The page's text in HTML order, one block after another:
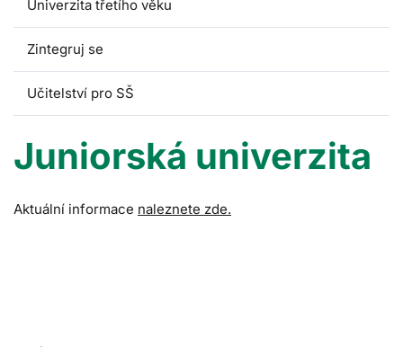
Univerzita třetího věku
Zintegruj se
Učitelství pro SŠ
Juniorská univerzita
Aktuální informace naleznete zde.